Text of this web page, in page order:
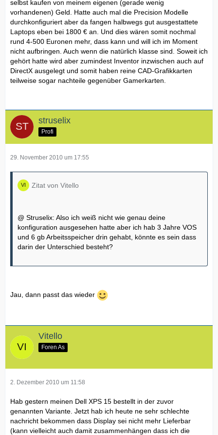
selbst kaufen von meinem eigenen (gerade wenig
vorhandenen) Geld. Hatte auch mal die Precision Modelle
durchkonfiguriert aber da fangen halbwegs gut ausgestattete
Laptops eben bei 1800 € an. Und dies wären somit nochmal
rund 4-500 Euronen mehr, dass kann und will ich im Moment
nicht aufbringen. Auch wenn die natürlich klasse sind. Soweit ich
gehört hatte wird aber zumindest Inventor inzwischen auch auf
DirectX ausgelegt und somit haben reine CAD-Grafikkarten
teilweise sogar nachteile gegenüber Gamerkarten.
struselix
Profi
29. November 2010 um 17:55
Zitat von Vitello
@ Struselix: Also ich weiß nicht wie genau deine
konfiguration ausgesehen hatte aber ich hab 3 Jahre VOS
und 6 gb Arbeitsspeicher drin gehabt, könnte es sein dass
darin der Unterschied besteht?
Jau, dann passt das wieder
Vitello
Foren As
2. Dezember 2010 um 11:58
Hab gestern meinen Dell XPS 15 bestellt in der zuvor
genannten Variante. Jetzt hab ich heute ne sehr schlechte
nachricht bekommen dass Display sei nicht mehr Lieferbar
(kann vielleicht auch damit zusammenhängen dass ich die